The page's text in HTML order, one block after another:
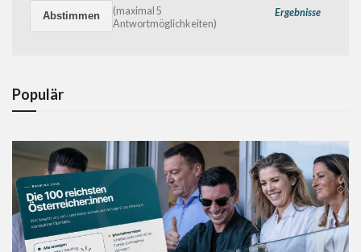
Ergebnisse
(maximal 5
Antwortmöglichkeiten)
Populär